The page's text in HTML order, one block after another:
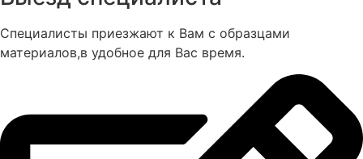
Специалисты приезжают к Вам с образцами
материалов,в удобное для Вас время.